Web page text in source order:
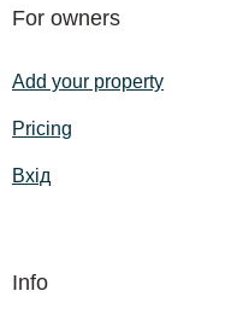
For owners
Add your property
Pricing
Вхід
Info